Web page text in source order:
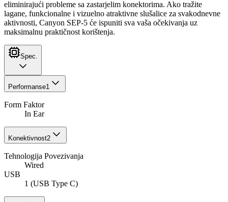
eliminirajući probleme sa zastarjelim konektorima. Ako tražite
lagane, funkcionalne i vizuelno atraktivne slušalice za svakodnevne
aktivnosti, Canyon SEP-5 će ispuniti sva vaša očekivanja uz
maksimalnu praktičnost korištenja.
Spec.
Performanse1
Form Faktor
In Ear
Konektivnost2
Tehnologija Povezivanja
Wired
USB
1 (USB Type C)